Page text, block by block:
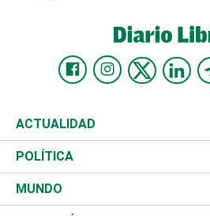
ACTUALIDAD
Nacional
Ciudad
POLÍTICA
Partidos
MUNDO